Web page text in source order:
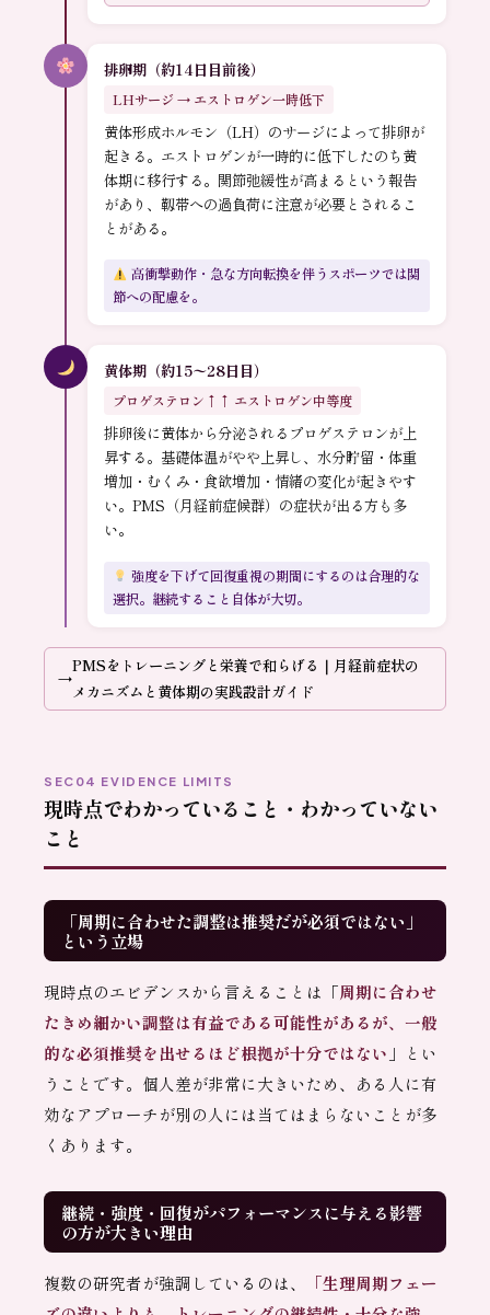
排卵期（約14日目前後）
LHサージ → エストロゲン一時低下
黄体形成ホルモン（LH）のサージによって排卵が
起きる。エストロゲンが一時的に低下したのち黄
体期に移行する。関節弛緩性が高まるという報告
があり、靱帯への過負荷に注意が必要とされるこ
とがある。
高衝撃動作・急な方向転換を伴うスポーツでは関
節への配慮を。
黄体期（約15〜28日目）
プロゲステロン↑↑ エストロゲン中等度
排卵後に黄体から分泌されるプロゲステロンが上
昇する。基礎体温がやや上昇し、水分貯留・体重
増加・むくみ・食欲増加・情緒の変化が起きやす
い。PMS（月経前症候群）の症状が出る方も多
い。
強度を下げて回復重視の期間にするのは合理的な
選択。継続すること自体が大切。
PMSをトレーニングと栄養で和らげる｜月経前症状の
メカニズムと黄体期の実践設計ガイド
SEC04 EVIDENCE LIMITS
現時点でわかっていること・わかっていない
こと
「周期に合わせた調整は推奨だが必須ではない」
という立場
現時点のエビデンスから言えることは「周期に合わせ
たきめ細かい調整は有益である可能性があるが、一般
的な必須推奨を出せるほど根拠が十分ではない 」とい
うことです。個人差が非常に大きいため、ある人に有
効なアプローチが別の人には当てはまらないことが多
くあります。
継続・強度・回復がパフォーマンスに与える影響
の方が大きい理由
複数の研究者が強調しているのは、
「生理周期フェー